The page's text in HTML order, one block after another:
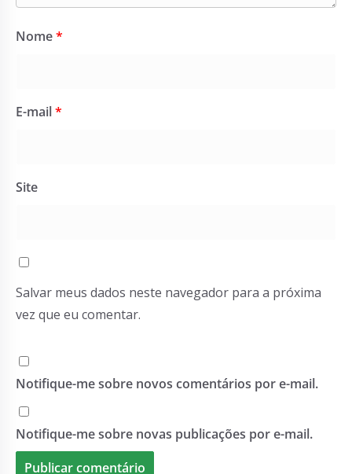
Nome*
E-mail*
Site
Salvar meus dados neste navegador para a próxima
vez que eu comentar.
Notifique-me sobre novos comentários por e-mail.
Notifique-me sobre novas publicações por e-mail.